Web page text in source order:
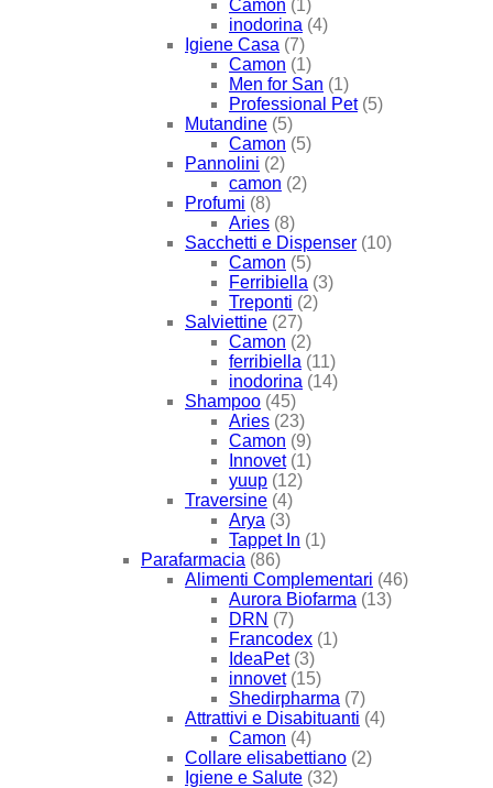
Camon (1)
inodorina (4)
Igiene Casa (7)
Camon (1)
Men for San (1)
Professional Pet (5)
Mutandine (5)
Camon (5)
Pannolini (2)
camon (2)
Profumi (8)
Aries (8)
Sacchetti e Dispenser (10)
Camon (5)
Ferribiella (3)
Treponti (2)
Salviettine (27)
Camon (2)
ferribiella (11)
inodorina (14)
Shampoo (45)
Aries (23)
Camon (9)
Innovet (1)
yuup (12)
Traversine (4)
Arya (3)
Tappet In (1)
Parafarmacia (86)
Alimenti Complementari (46)
Aurora Biofarma (13)
DRN (7)
Francodex (1)
IdeaPet (3)
innovet (15)
Shedirpharma (7)
Attrattivi e Disabituanti (4)
Camon (4)
Collare elisabettiano (2)
Igiene e Salute (32)